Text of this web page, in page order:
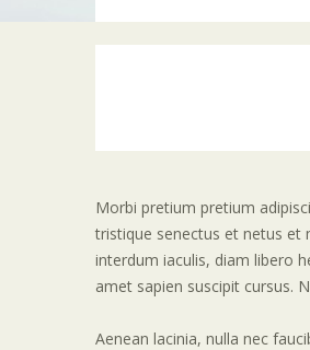
Morbi pretium pretium
tristique senectus et netus et
interdum iaculis, diam libero
amet sapien suscipit cursus.
Aenean lacinia, nulla nec